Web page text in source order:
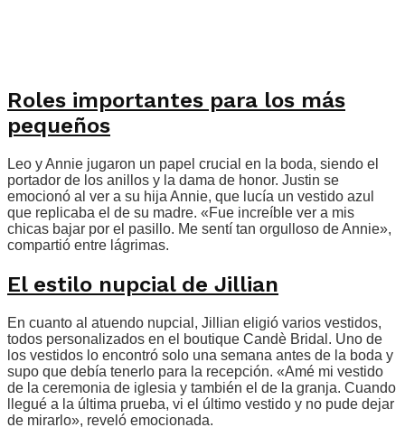
Roles importantes para los más
pequeños
Leo y Annie jugaron un papel crucial en la boda, siendo el
portador de los anillos y la dama de honor. Justin se
emocionó al ver a su hija Annie, que lucía un vestido azul
que replicaba el de su madre. «Fue increíble ver a mis
chicas bajar por el pasillo. Me sentí tan orgulloso de Annie»,
compartió entre lágrimas.
El estilo nupcial de Jillian
En cuanto al atuendo nupcial, Jillian eligió varios vestidos,
todos personalizados en el boutique Candè Bridal. Uno de
los vestidos lo encontró solo una semana antes de la boda y
supo que debía tenerlo para la recepción. «Amé mi vestido
de la ceremonia de iglesia y también el de la granja. Cuando
llegué a la última prueba, vi el último vestido y no pude dejar
de mirarlo», reveló emocionada.